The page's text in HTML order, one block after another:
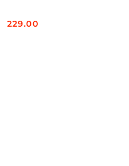
Cena:
229.00